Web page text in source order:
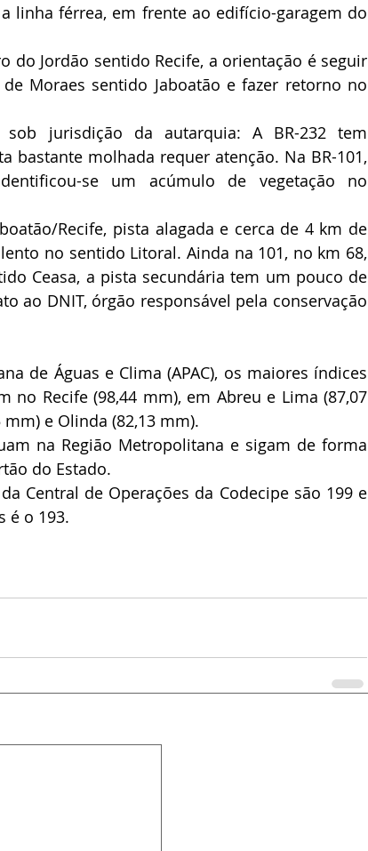
linha férrea, em frente ao edifício-garagem do
do Jordão sentido Recife, a orientação é seguir
Moraes sentido Jaboatão e fazer retorno no
jurisdição da autarquia: A BR-232 tem
bastante molhada requer atenção. Na BR-101,
se um acúmulo de vegetação no
Recife, pista alagada e cerca de 4 km de
no sentido Litoral. Ainda na 101, no km 68,
Ceasa, a pista secundária tem um pouco de
ao DNIT, órgão responsável pela conservação
de Águas e Clima (APAC), os maiores índices
Recife (98,44 mm), em Abreu e Lima (87,07
e Olinda (82,13 mm).
na Região Metropolitana e sigam de forma
do Estado.
Central de Operações da Codecipe são 199 e
é o 193.